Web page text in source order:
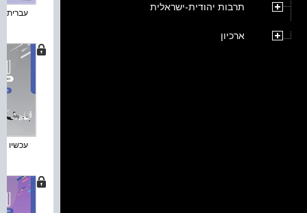
תרבות יהודית-ישראלית
ארכיון
עברית
עכשיו